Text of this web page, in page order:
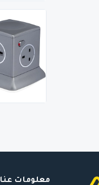
معلومات عنا